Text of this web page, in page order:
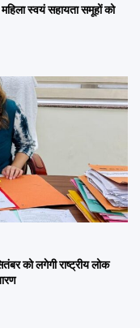
स्वयं सहायता समूहों को
को लगेगी राष्ट्रीय लोक